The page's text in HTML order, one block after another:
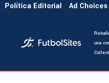
Política Editorial
Ad Choices
una